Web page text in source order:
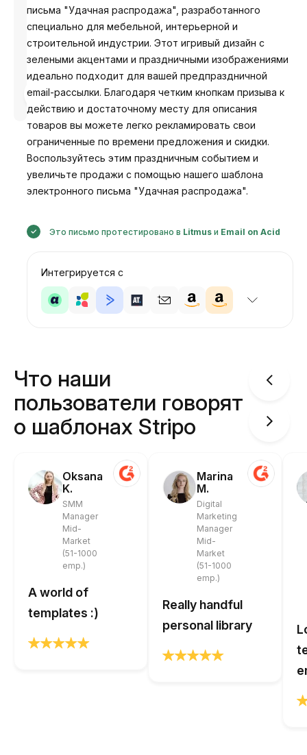
Разработано
Анастасия
письма "Удачная распродажа", разработанного
специально для мебельной, интерьерной и
строительной индустрии. Этот игривый дизайн с
зелеными акцентами и праздничными изображениями
идеально подходит для вашей предпраздничной
email-рассылки. Благодаря четким кнопкам призыва к
действию и достаточному месту для описания
товаров вы можете легко рекламировать свои
ограниченные по времени предложения и скидки.
Воспользуйтесь этим праздничным событием и
увеличьте продажи с помощью нашего шаблона
электронного письма "Удачная распродажа".
Это письмо протестировано в Litmusи Email on Acid
Интегрируется с
Что наши
пользователи говорят
о шаблонах Stripo
Oksana
K.
SMM
Manager
Mid-
Market
(51-1000
emp.)
A world of
templates :)
Marina
M.
Digital
Marketing
Manager
Mid-
Market
(51-1000
emp.)
Really handful
personal library